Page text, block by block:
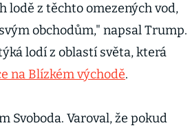
lodě z těchto omezených vod,
obchodům," napsal Trump.
lodí z oblastí světa, která
na Blízkém východě.
Svoboda. Varoval, že pokud